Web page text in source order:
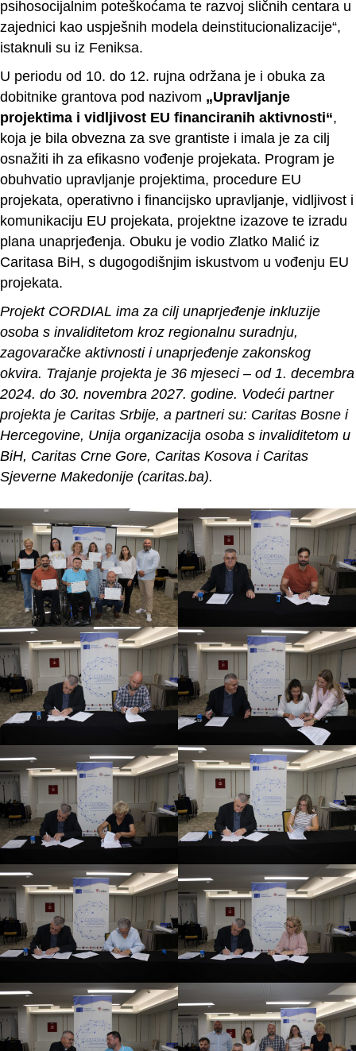
psihosocijalnim poteškoćama te razvoj sličnih centara u
zajednici kao uspješnih modela deinstitucionalizacije“,
istaknuli su iz Feniksa.
U periodu od 10. do 12. rujna održana je i obuka za
dobitnike grantova pod nazivom „Upravljanje
projektima i vidljivost EU financiranih aktivnosti“,
koja je bila obvezna za sve grantiste i imala je za cilj
osnažiti ih za efikasno vođenje projekata. Program je
obuhvatio upravljanje projektima, procedure EU
projekata, operativno i financijsko upravljanje, vidljivost i
komunikaciju EU projekata, projektne izazove te izradu
plana unaprjeđenja. Obuku je vodio Zlatko Malić iz
Caritasa BiH, s dugogodišnjim iskustvom u vođenju EU
projekata.
Projekt CORDIAL ima za cilj unaprjeđenje inkluzije
osoba s invaliditetom kroz regionalnu suradnju,
zagovaračke aktivnosti i unaprjeđenje zakonskog
okvira. Trajanje projekta je 36 mjeseci – od 1. decembra
2024. do 30. novembra 2027. godine. Vodeći partner
projekta je Caritas Srbije, a partneri su: Caritas Bosne i
Hercegovine, Unija organizacija osoba s invaliditetom u
BiH, Caritas Crne Gore, Caritas Kosova i Caritas
Sjeverne Makedonije (caritas.ba).